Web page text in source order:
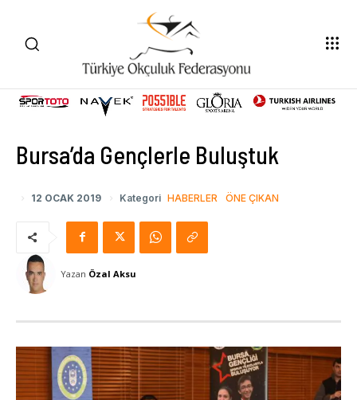
Bursa’da Gençlerle Buluştuk
12 OCAK 2019 Kategori HABERLER ÖNE ÇIKAN
Yazan Özal Aksu